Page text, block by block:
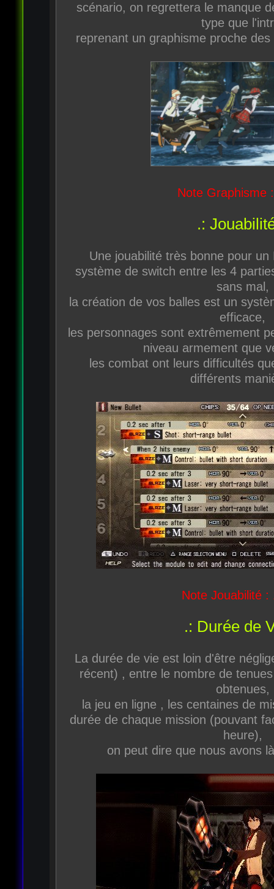
scénario, on regrettera le manque
type que
reprenant un graphisme proche
Note Graphisme
.:
Une jouabilité très bonne pour
système de switch entre les 4
sans mal,
la création de vos balles est un
efficace,
les personnages sont extrêmement
niveau armement que
les combat ont leurs difficultés
différents
Note Jouabilité :
.: Durée de
La durée de vie est loin d'être
récent) , entre le nombre de
obtenues,
la jeu en ligne , les centaines de
durée de chaque mission (pouvant
heure),
on peut dire que nous avons